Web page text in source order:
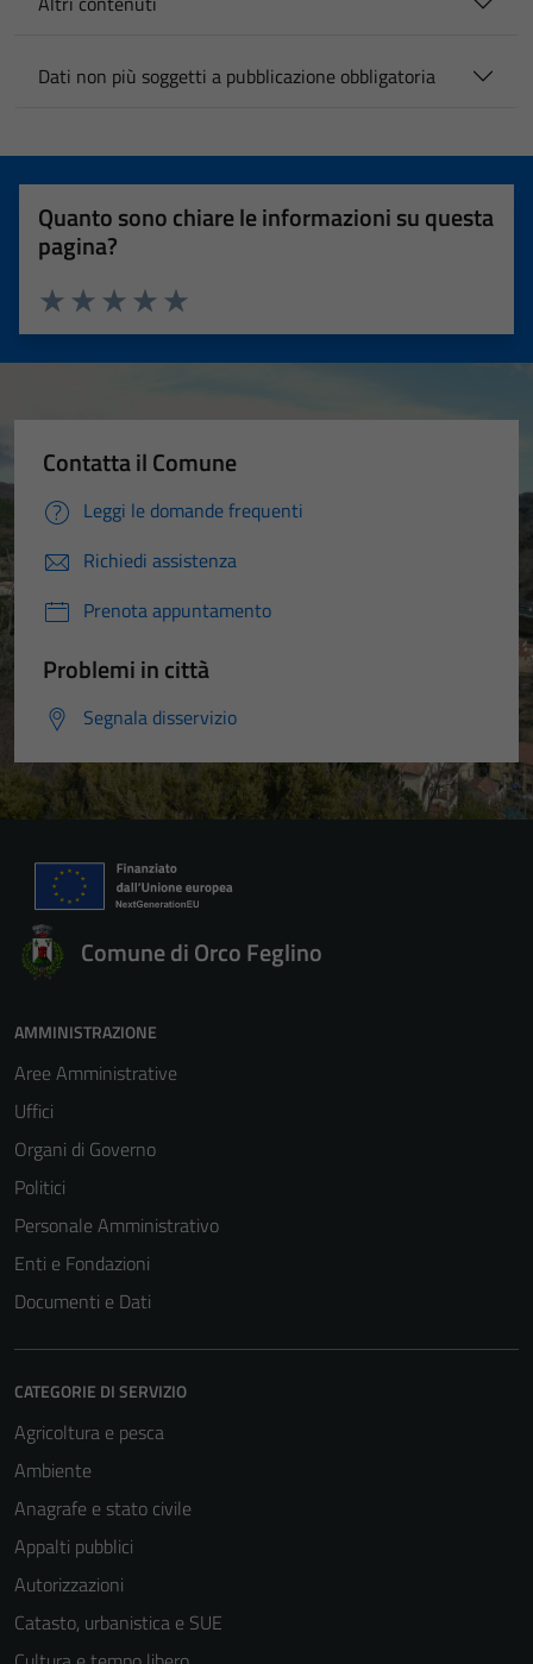
Dati non più soggetti a pubblicazione obbligatoria
Quanto sono chiare le informazioni su questa
pagina?
Valuta 5 stelle su 5
Valuta 4 stelle su 5
Valuta 3 stelle su 5
Valuta 2 stelle su 5
Valuta 1 stelle su 5
Contatta il Comune
Leggi le domande frequenti
Richiedi assistenza
Prenota appuntamento
Problemi in città
Segnala disservizio
Comune di Orco Feglino
AMMINISTRAZIONE
Aree Amministrative
Uffici
Organi di Governo
Politici
Personale Amministrativo
Enti e Fondazioni
Documenti e Dati
CATEGORIE DI SERVIZIO
Agricoltura e pesca
Ambiente
Anagrafe e stato civile
Appalti pubblici
Autorizzazioni
Catasto, urbanistica e SUE